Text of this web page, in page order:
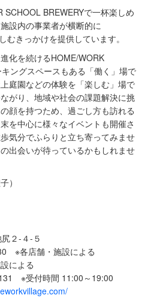
BREWERYで一杯楽しめ
設内の事業者が横断的に
むきっかけを提供しています。
化を続けるHOME/WORK
ングスペースもある「働く」場で
庭園などの体験を「楽しむ」場で
がり、地域や社会の課題解決に挑
顔を持つため、過ごし方も訪れる
を中心に様々なイベントも開催さ
気分でふらりと立ち寄ってみませ
出会いが待っているかもしれませ
）
-４-５
※各店舗・施設による
による
受付時間 11:00～19:00